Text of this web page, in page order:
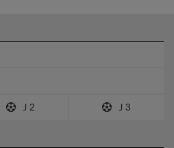
Ｊ2 Ｊ3